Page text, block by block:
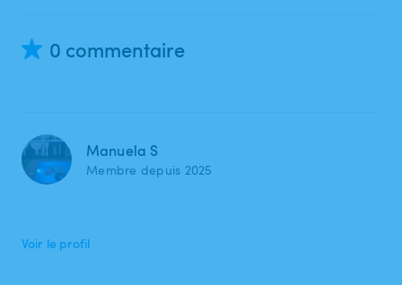
0 commentaire
Manuela S
Membre depuis 2025
Voir le profil